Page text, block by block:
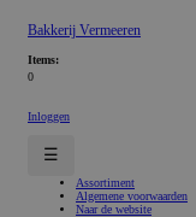
Bakkerij Vermeeren
Items:
0
Inloggen
☰
Assortiment
Algemene voorwaarden
Naar de website